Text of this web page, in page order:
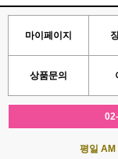
마이페이지
상품문의
평일